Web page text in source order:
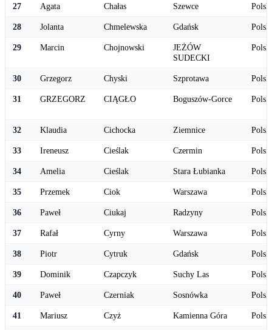
27 Agata Chałas Szewce
28 Jolanta Chmelewska Gdańsk
29 Marcin Chojnowski
JEŻÓW
SUDECKI
30 Grzegorz Chyski Szprotawa
31 GRZEGORZ CIĄGŁO Boguszów-Gorce
32 Klaudia Cichocka Ziemnice
33 Ireneusz Cieślak Czermin
34 Amelia Cieślak Stara Łubianka
35 Przemek Ciok Warszawa
36 Paweł Ciukaj Radzyny
37 Rafał Cyrny Warszawa
38 Piotr Cytruk Gdańsk
39 Dominik Czapczyk Suchy Las
40 Paweł Czerniak Sosnówka
41 Mariusz Czyż Kamienna Góra